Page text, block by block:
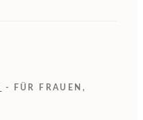
- FÜR FRAUEN,